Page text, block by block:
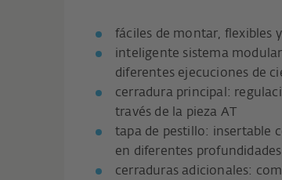
fáciles de montar, flexibles
inteligente sistema
diferentes ejecuciones de
cerradura principal:
través de la pieza AT
tapa de pestillo: insertable
en diferentes
cerraduras adicionales: